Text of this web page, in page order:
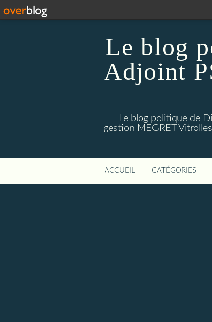
Le blog
Adjoint
Le blog politique de
gestion MEGRET
ACCUEIL CATÉGORIES